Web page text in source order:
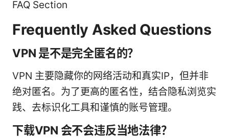
FAQ Section
Frequently Asked Questions
VPN 是不是完全匿名的？
VPN 主要隐藏你的网络活动和真实IP，但并非
绝对匿名。为了更高的匿名性，结合隐私浏览实
践、去标识化工具和谨慎的账号管理。
下载VPN 会不会违反当地法律？